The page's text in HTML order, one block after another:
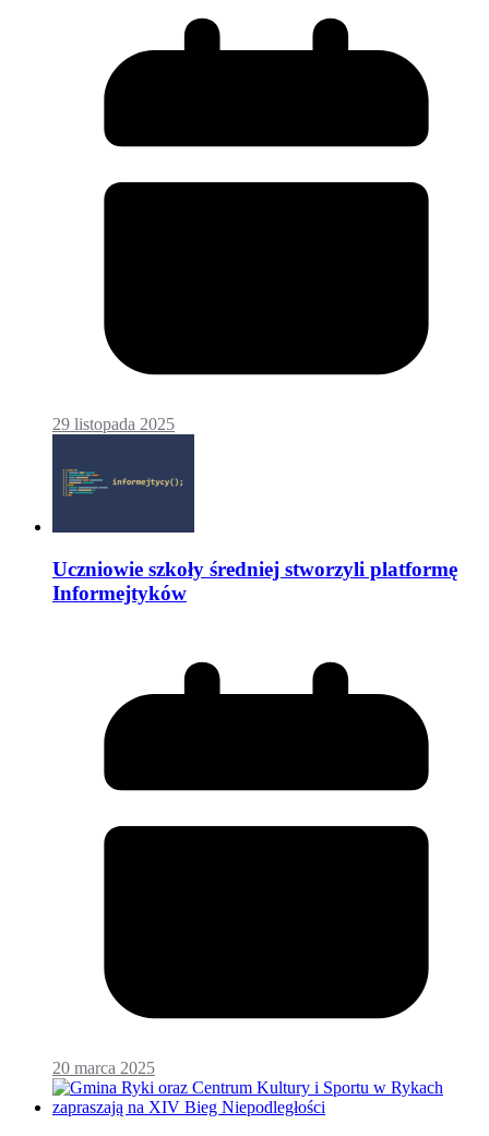
29 listopada 2025
Uczniowie szkoły średniej stworzyli platformę
Informejtyków
20 marca 2025